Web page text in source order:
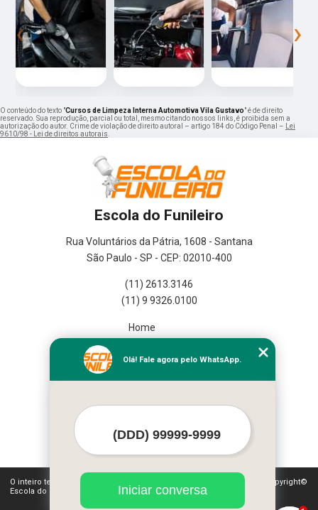
‹ ›
O conteúdo do texto "Cursos de Limpeza Interna Automotiva Vila Gustavo" é de direito
reservado. Sua reprodução, parcial ou total, mesmo citando nossos links, é proibida sem a
autorização do autor. Crime de violação de direito autoral – artigo 184 do Código Penal –
Lei
9610/98 - Lei de direitos autorais
Escola do Funileiro
Rua Voluntários da Pátria, 1608 - Santana
São Paulo - SP - CEP: 02010-400
(11) 2613.3146
(11) 9 9326.0100
Home
Missão
Mapa do site
O inteiro teor deste site está sujeito à proteção de direitos autorais. Copyright©
Escola do Funileiro (Lei 9610 de 19/02/1998)
Olá! Fale agora pelo WhatsApp.
Iniciar conversa